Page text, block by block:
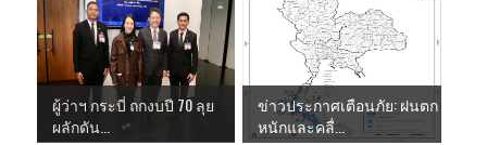
ผู้ว่าฯ กระบี่ ถกงบปี 70 ลุย
ผลักดัน...
ข่าวประกาศเตือนภัย: ฝนตก
หนักและคลื่...